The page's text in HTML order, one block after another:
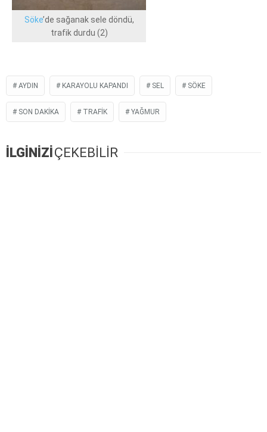
Söke’de sağanak sele döndü,
trafik durdu (2)
AYDIN KARAYOLU KAPANDI SEL SÖKE
SON DAKIKA TRAFIK YAĞMUR
İLGİNİZİÇEKEBİLİR